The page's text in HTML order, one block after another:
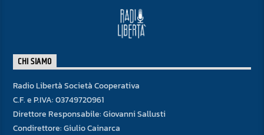
CHI SIAMO
Radio Libertà Società Cooperativa
C.F. e P.IVA: 03749720961
Direttore Responsabile: Giovanni Sallusti
Condirettore: Giulio Cainarca